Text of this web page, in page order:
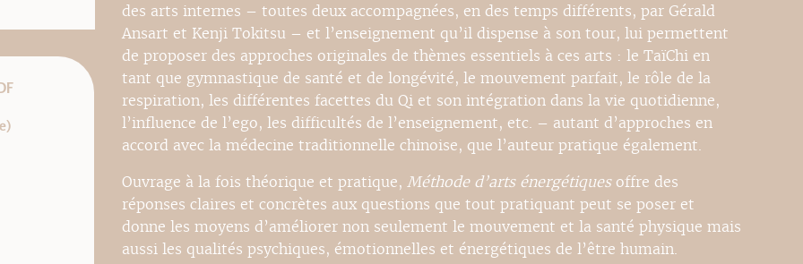
des arts internes – toutes deux accompagnées, en des temps différents, par Gérald
Ansart et Kenji Tokitsu – et l’enseignement qu’il dispense à son tour, lui permettent
de proposer des approches originales de thèmes essentiels à ces arts : le TaïChi en
tant que gymnastique de santé et de longévité, le mouvement parfait, le rôle de la
respiration, les différentes facettes du Qi et son intégration dans la vie quotidienne,
l’influence de l’ego, les difficultés de l’enseignement, etc. – autant d’approches en
accord avec la médecine traditionnelle chinoise, que l’auteur pratique également.
Ouvrage à la fois théorique et pratique, Méthode d’arts énergétiquesoffre des
réponses claires et concrètes aux questions que tout pratiquant peut se poser et
donne les moyens d’améliorer non seulement le mouvement et la santé physique mais
aussi les qualités psychiques, émotionnelles et énergétiques de l’être humain.